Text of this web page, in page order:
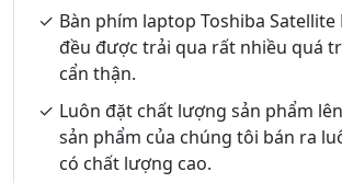
Bàn phím laptop Toshiba Satellite
đều được trải qua rất nhiều quá
cẩn thận.
Luôn đặt chất lượng sản phẩm
sản phẩm của chúng tôi bán ra
có chất lượng cao.